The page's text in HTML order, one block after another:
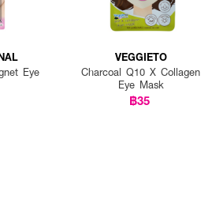
Eye
VEGGIETO
Charcoal Q10 X Collagen
Eye Mask
฿35